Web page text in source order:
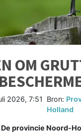
OM
2026, 7:51
Bron:
Holland
De provincie Noord-